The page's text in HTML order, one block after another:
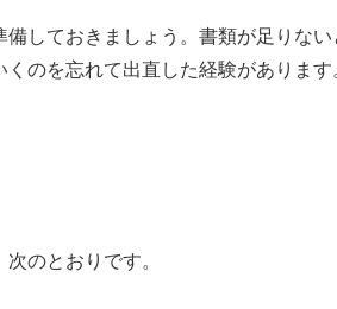
しておきましょう。書類が足りな
のを忘れて出直した経験があります。
のとおりです。